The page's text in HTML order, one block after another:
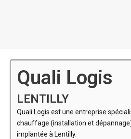
Quali Logis
LENTILLY
Quali Logis est une entreprise
chauffage (installation et
implantée à Lentilly.